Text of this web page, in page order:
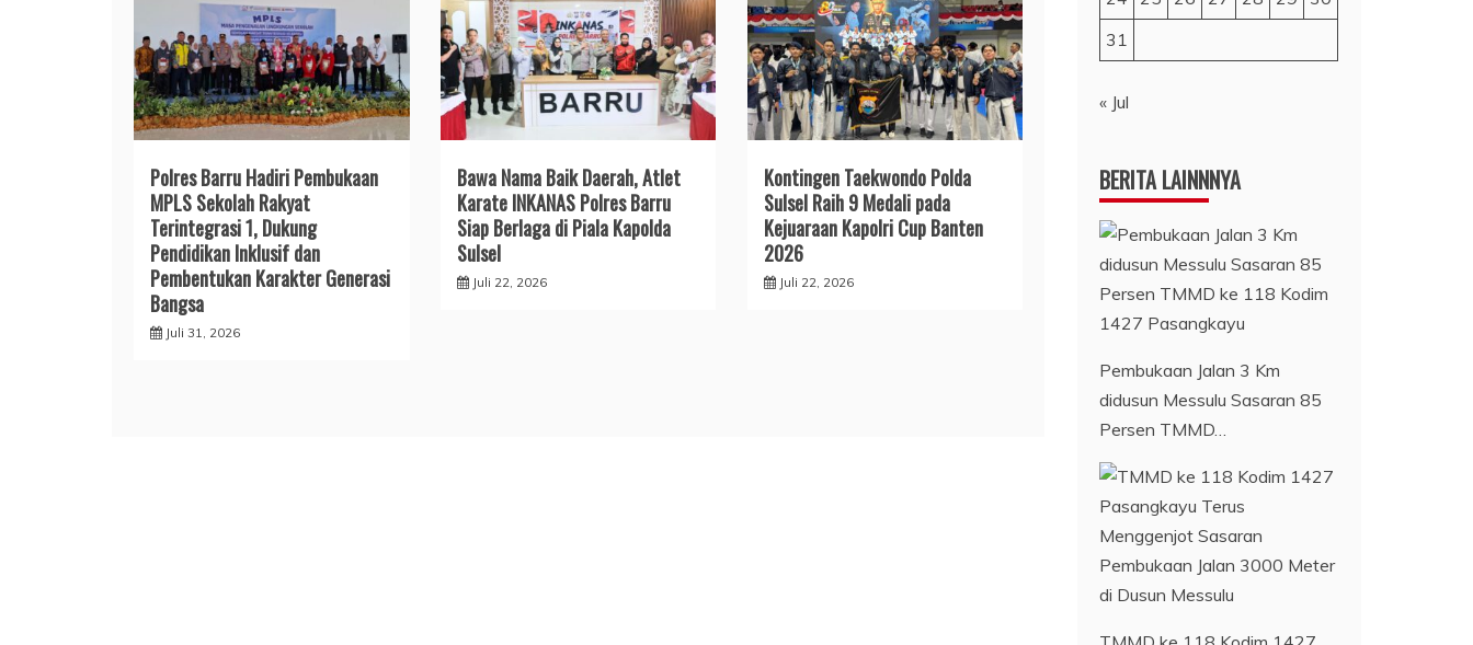
Polres Barru Hadiri Pembukaan
MPLS Sekolah Rakyat
Terintegrasi 1, Dukung
Pendidikan Inklusif dan
Pembentukan Karakter Generasi
Bangsa
Juli 31, 2026
​Bawa Nama Baik Daerah, Atlet
Karate INKANAS Polres Barru
Siap Berlaga di Piala Kapolda
Sulsel
Juli 22, 2026
Kontingen Taekwondo Polda
Sulsel Raih 9 Medali pada
Kejuaraan Kapolri Cup Banten
2026
Juli 22, 2026
31
« Jul
BERITA LAINNNYA
Pembukaan Jalan 3 Km
didusun Messulu Sasaran 85
Persen TMMD…